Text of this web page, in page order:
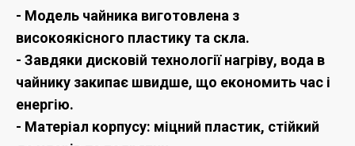
- Модель чайника виготовлена з
високоякісного пластику та скла.
- Завдяки дисковій технології нагріву, вода в
чайнику закипає швидше, що економить час і
енергію.
- Матеріал корпусу: міцний пластик, стійкий